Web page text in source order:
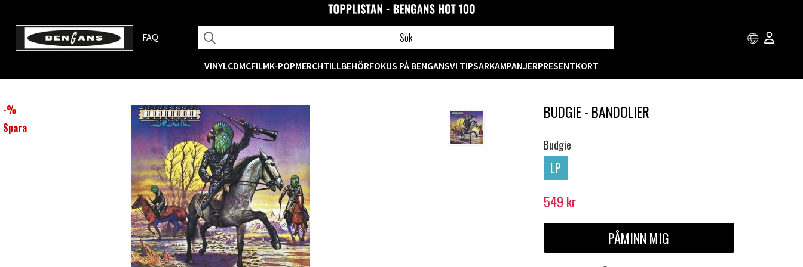
FAQ
VINYLCDMCFILMK-POPMERCHTILLBEHÖRFOKUS PÅ BENGANSVI TIPSARKAMPANJERPRESENTKORT
-%
Spara
BUDGIE - BANDOLIER
Budgie
LP
549 kr
PÅMINN MIG